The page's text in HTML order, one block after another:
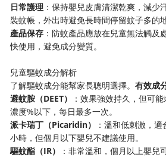
​日常護理​ ：保持嬰兒皮膚清潔乾爽，減少
裝蚊帳，外出時避免長時間停留蚊子多的地
​產品保存​ ：防蚊產品應放在兒童無法觸及
快使用，避免成分變質。
兒童驅蚊成分解析
了解驅蚊成分能幫家長聰明選擇。​有效成
​避蚊胺（DEET）​
：效果強效持久，但可
濃度%以下，每日最多一次。
​派卡瑞丁（Picaridin）​
：溫和低刺激，
小時，但個月以下嬰兒不建議使用。
​驅蚊酯（IR）​
：非常溫和，個月以上嬰兒